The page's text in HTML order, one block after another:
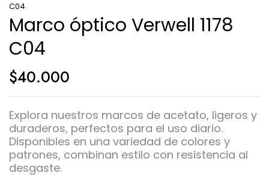
C04
Marco óptico Verwell 1178
C04
$40.000
Explora nuestros marcos de acetato, ligeros y
duraderos, perfectos para el uso diario.
Disponibles en una variedad de colores y
patrones, combinan estilo con resistencia al
desgaste.